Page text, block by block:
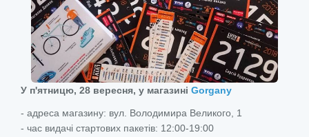
У п'ятницю, 28 вересня, у магазині Gorgany
- адреса магазину: вул. Володимира Великого, 1
- час видачі стартових пакетів: 12:00-19:00